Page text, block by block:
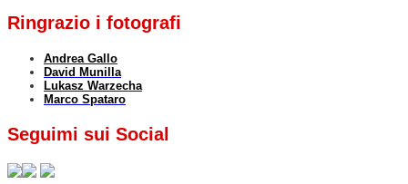
Ringrazio i fotografi
Andrea Gallo
David Munilla
Lukasz Warzecha
Marco Spataro
Seguimi sui Social